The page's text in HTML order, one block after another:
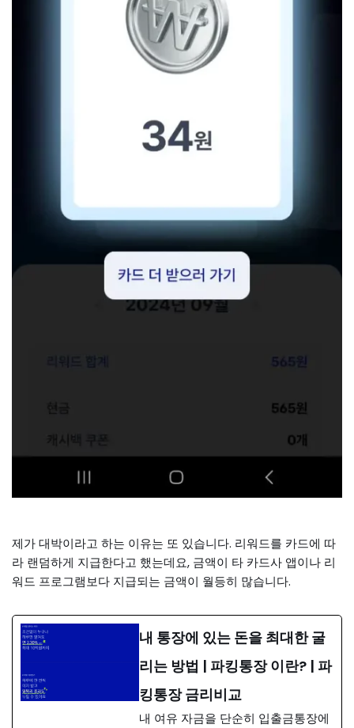
제가 대박이라고 하는 이유는 또 있습니다. 리워드를 카드에 따
라 랜덤하게 지급한다고 했는데요, 금액이 타 카드사 앱이나 리
워드 프로그램보다 지급되는 금액이 월등히 많습니다.
내 통장에 있는 돈을 최대한 굴
리는 방법 | 파킹통장 이란? | 파
킹통장 금리비교
내 여유 자금을 단순히 입출금통장에